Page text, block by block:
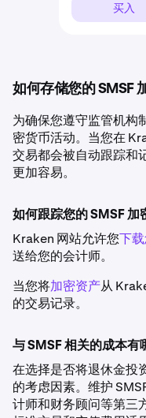
买入
如何存储您的 SMSF
为确保您遵守监管机构
密货币活动。当您在
交易都会被自动跟踪和
更加容易。
如何跟踪您的 SMSF 加
Kraken 网站允许您下
送给您的会计师。
当您将加密资产从
的交易记录。
与 SMSF 相关的成本有
在选择是否将退休金投
的考虑因素。维护
计师和财务顾问等第三